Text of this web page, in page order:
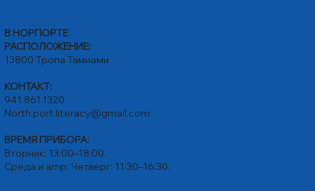
В НОРПОРТЕ
РАСПОЛОЖЕНИЕ:
13800 Тропа Тамиами
КОНТАКТ:
941.861.1320
North.port.literacy@gmail.com
ВРЕМЯ ПРИБОРА:
Вторник: 13:00–18:00.
Среда и amp; Четверг: 11:30–16:30.